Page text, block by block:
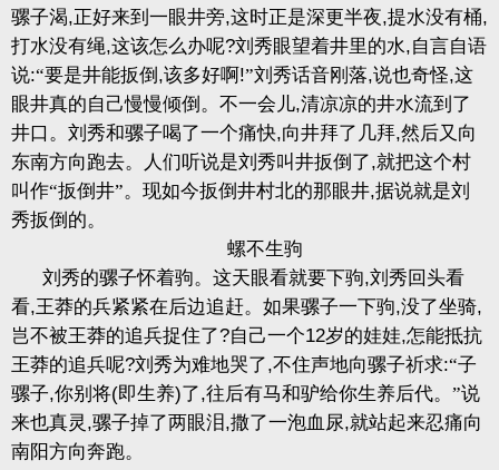
骡子渴,正好来到一眼井旁,这时正是深更半夜,提水没有桶,
打水没有绳,这该怎么办呢?刘秀眼望着井里的水,自言自语
说:“要是井能扳倒 ,该多好啊!”刘秀话音刚落,说也奇怪,这
眼井真的自己慢慢倾倒。不一会儿,清凉凉的井水流到了
井口。刘秀和骡子喝了一个痛快,向井拜了几拜,然后又向
东南方向跑去。人们听说是刘秀叫井扳倒了,就把这个村
叫作“扳倒井”。现如今扳倒井村北的那眼井,据说就是刘
秀扳倒的。
螺不生驹
刘秀的骡子怀着驹。这天眼看就要下驹,刘秀回头看
看,王莽的兵紧紧在后边追赶。如果骡子一下驹,没了坐骑,
岂不被王莽的追兵捉住了?自己一个12岁的娃娃,怎能抵抗
王莽的追兵呢?刘秀为难地哭了,不住声地向骡子祈求:“子
骡子,你别将(即生养)了,往后有马和驴给你生养后代。”说
来也真灵 ,骡子掉了两眼泪,撒了一泡血尿,就站起来忍痛向
南阳方向奔跑。